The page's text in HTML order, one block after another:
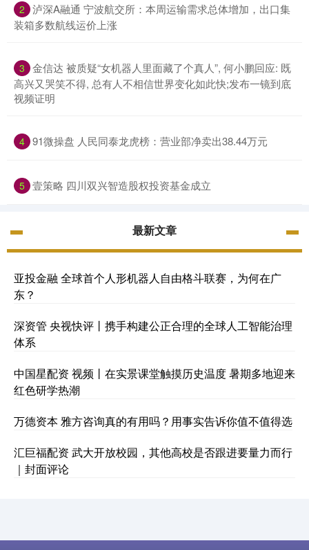
2 泸深A融通 宁波航交所：本周运输需求总体增加，出口集
装箱多数航线运价上涨
3 金信达 被质疑“女机器人里面藏了个真人”, 何小鹏回应: 既
高兴又哭笑不得, 总有人不相信世界变化如此快;发布一镜到底
视频证明
4 91微操盘 人民同泰龙虎榜：营业部净卖出38.44万元
5 壹策略 四川双兴智造股权投资基金成立
最新文章
亚投金融 全球首个人形机器人自由格斗联赛，为何在广
东？
深资管 央视快评丨携手构建公正合理的全球人工智能治理
体系
中国星配资 视频丨在实景课堂触摸历史温度 暑期多地迎来
红色研学热潮
万德资本 雅方咨询真的有用吗？用事实告诉你值不值得选
汇巨福配资 武大开放校园，其他高校是否跟进要量力而行
｜封面评论